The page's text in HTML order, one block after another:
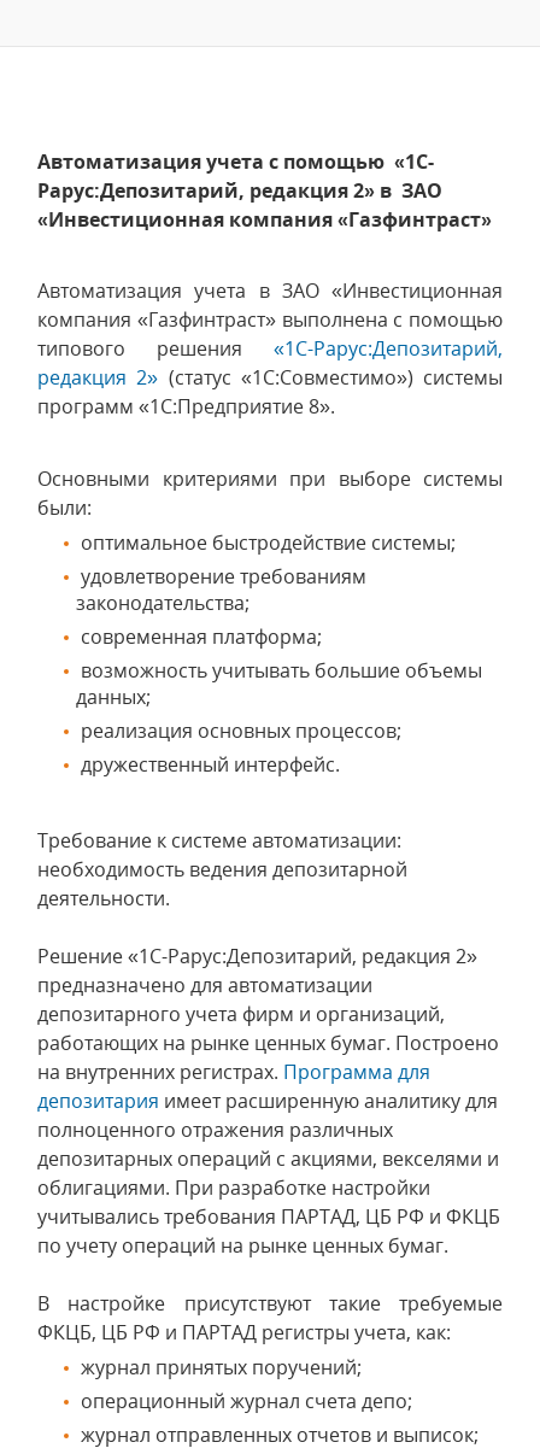
Автоматизация учета с помощью «1С-
Рарус:Депозитарий, редакция 2» в ЗАО
«Инвестиционная компания «Газфинтраст»
Автоматизация учета в ЗАО «Инвестиционная
компания «Газфинтраст» выполнена с помощью
типового решения «1С-Рарус:Депозитарий,
редакция 2» (статус «1С:Совместимо») системы
программ «1С:Предприятие 8».
Основными критериями при выборе системы
были:
оптимальное быстродействие системы;
удовлетворение требованиям
законодательства;
современная платформа;
возможность учитывать большие объемы
данных;
реализация основных процессов;
дружественный интерфейс.
Требование к системе автоматизации:
необходимость ведения депозитарной
деятельности.
Решение «1С-Рарус:Депозитарий, редакция 2»
предназначено для автоматизации
депозитарного учета фирм и организаций,
работающих на рынке ценных бумаг. Построено
на внутренних регистрах. Программа для
депозитария имеет расширенную аналитику для
полноценного отражения различных
депозитарных операций с акциями, векселями и
облигациями. При разработке настройки
учитывались требования ПАРТАД, ЦБ РФ и ФКЦБ
по учету операций на рынке ценных бумаг.
В настройке присутствуют такие требуемые
ФКЦБ, ЦБ РФ и ПАРТАД регистры учета, как:
журнал принятых поручений;
операционный журнал счета депо;
журнал отправленных отчетов и выписок;